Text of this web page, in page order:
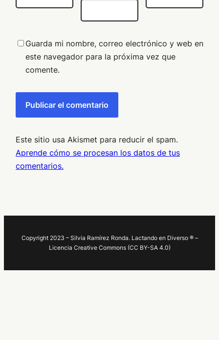
Guarda mi nombre, correo electrónico y web en
este navegador para la próxima vez que
comente.
Este sitio usa Akismet para reducir el spam.
Aprende cómo se procesan los datos de tus
comentarios.
Copyright 2023 – Silvia Ramírez Ronda. Lactando en Diverso ® –
Licencia Creative Commons (CC BY-SA 4.0)